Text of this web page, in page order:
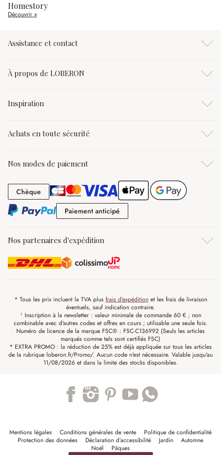
Homestory
Découvrir »
Assistance et contact
À propos de LOBERON
Inspiration
Achats en toute sécurité
Nos modes de paiement
Chèque Chèque
Paiement anticipé
Nos partenaires d'expédition
* Tous les prix incluent la TVA plus frais d'expéditionet les frais de livraison
éventuels, sauf indication contraire.
¹ Inscription à la newsletter : valeur minimale de commande 60 € ; non
combinable avec d'autres codes et offres en cours ; utilisable une seule fois.
Numéro de licence de la marque FSC® : FSC-C136992 (Seuls les articles
marqués comme tels sont certifiés FSC)
* EXTRA PROMO : la réduction de 25% est déjà appliquée sur tous les articles
de la rubrique loberon.fr/Promo/. Aucun code n'est nécessaire. Valable jusqu'au
11/08/2026 et dans la limite des stocks disponibles.
Mentions légales Conditions générales de vente
Politique de confidentialité
Protection des données
Déclaration d’accessibilité Jardin
Automne
Noël
Pâques